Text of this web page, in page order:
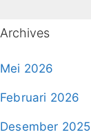
Archives
Mei 2026
Februari 2026
Desember 2025